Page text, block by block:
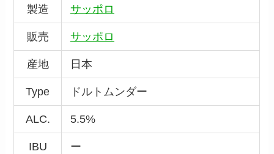
製造 サッポロ
販売 サッポロ
産地 日本
Type ドルトムンダー
ALC. 5.5%
IBU ー